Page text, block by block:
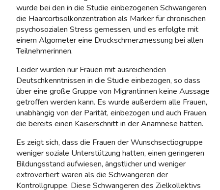
wurde bei den in die Studie einbezogenen Schwangeren
die Haarcortisolkonzentration als Marker für chronischen
psychosozialen Stress gemessen, und es erfolgte mit
einem Algometer eine Druckschmerzmessung bei allen
Teilnehmerinnen.
Leider wurden nur Frauen mit ausreichenden
Deutschkenntnissen in die Studie einbezogen, so dass
über eine große Gruppe von Migrantinnen keine Aussage
getroffen werden kann. Es wurde außerdem alle Frauen,
unabhängig von der Parität, einbezogen und auch Frauen,
die bereits einen Kaiserschnitt in der Anamnese hatten.
Es zeigt sich, dass die Frauen der Wunschsectiogruppe
weniger soziale Unterstützung hatten, einen geringeren
Bildungsstand aufwiesen, ängstlicher und weniger
extrovertiert waren als die Schwangeren der
Kontrollgruppe. Diese Schwangeren des Zielkollektivs